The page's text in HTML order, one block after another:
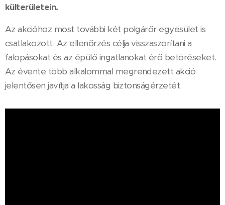
külterületein.
Az akcióhoz most további két polgárőr egyesület is
csatlakozott. Az ellenőrzés célja visszaszorítani a
falopásokat és az épülő ingatlanokat érő betöréseket.
Az évente több alkalommal megrendezett akció
jelentősen javítja a lakosság biztonságérzetét.